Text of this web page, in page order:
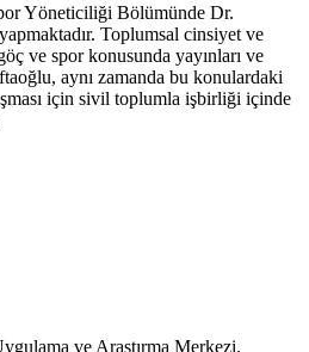
Yöneticiliği Bölümünde Dr.
Toplumsal cinsiyet ve
ve spor konusunda yayınları ve
aynı zamanda bu konulardaki
için sivil toplumla işbirliği içinde
ve Araştırma Merkezi.